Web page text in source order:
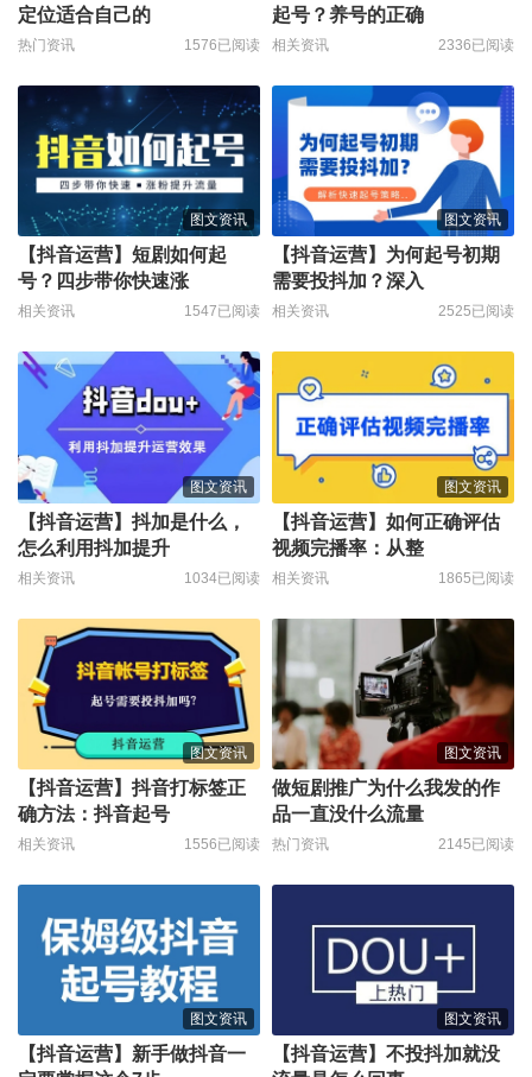
定位适合自己的
热门资讯 1576已阅读
起号？养号的正确
相关资讯 2336已阅读
图文资讯
【抖音运营】短剧如何起
号？四步带你快速涨
相关资讯 1547已阅读
图文资讯
【抖音运营】为何起号初期
需要投抖加？深入
相关资讯 2525已阅读
图文资讯
【抖音运营】抖加是什么，
怎么利用抖加提升
相关资讯 1034已阅读
图文资讯
【抖音运营】如何正确评估
视频完播率：从整
相关资讯 1865已阅读
图文资讯
【抖音运营】抖音打标签正
确方法：抖音起号
相关资讯 1556已阅读
图文资讯
做短剧推广为什么我发的作
品一直没什么流量
热门资讯 2145已阅读
图文资讯
【抖音运营】新手做抖音一
图文资讯
【抖音运营】不投抖加就没